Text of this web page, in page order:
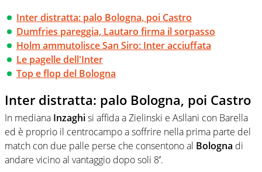
Inter distratta: palo Bologna, poi Castro
Dumfries pareggia, Lautaro firma il sorpasso
Holm ammutolisce San Siro: Inter acciuffata
Le pagelle dell'Inter
Top e flop del Bologna
Inter distratta: palo Bologna, poi Castro
In mediana Inzaghisi affida a Zielinski e Asllani con Barella
ed è proprio il centrocampo a soffrire nella prima parte del
match con due palle perse che consentono al Bologna di
andare vicino al vantaggio dopo soli 8′.